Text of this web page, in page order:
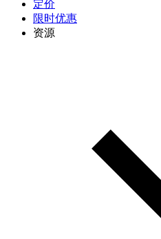
定价
限时优惠
资源